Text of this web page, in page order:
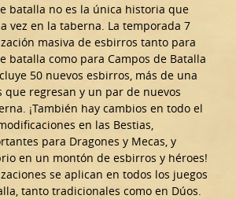
batalla no es la única historia que
vez en la taberna. La temporada 7
masiva de esbirros tanto para
batalla como para Campos de Batalla
50 nuevos esbirros, más de una
que regresan y un par de nuevos
¡También hay cambios en todo el
en las Bestias,
para Dragones y Mecas, y
en un montón de esbirros y héroes!
se aplican en todos los juegos
tanto tradicionales como en Dúos.